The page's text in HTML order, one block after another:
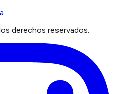
derechos reservados.